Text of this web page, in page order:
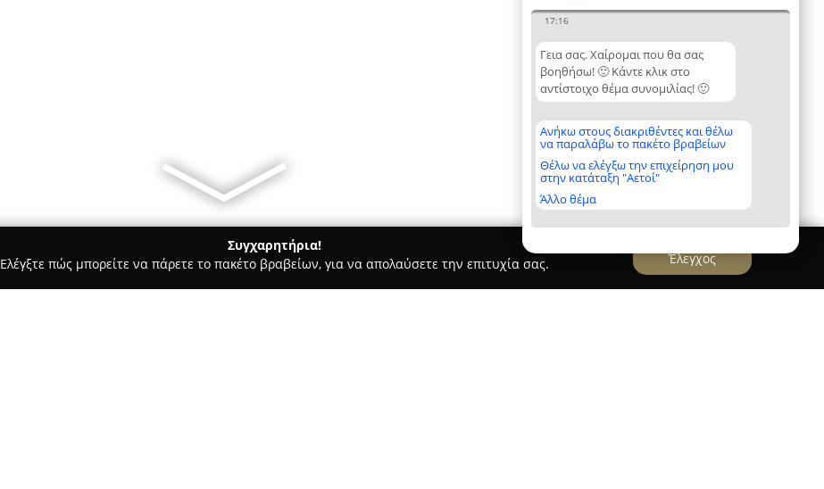
17:16
Γεια σας. Χαίρομαι που θα σας
βοηθήσω! 🙂 Κάντε κλικ στο
αντίστοιχο θέμα συνομιλίας! 🙂
Ανήκω στους διακριθέντες και θέλω
να παραλάβω το πακέτο βραβείων
Θέλω να ελέγξω την επιχείρηση μου
στην κατάταξη "Αετοί"
Άλλο θέμα
Συγχαρητήρια!
Ελέγξτε πώς μπορείτε να πάρετε το πακέτο βραβείων, για να απολαύσετε την επιτυχία σας.
Έλεγχος